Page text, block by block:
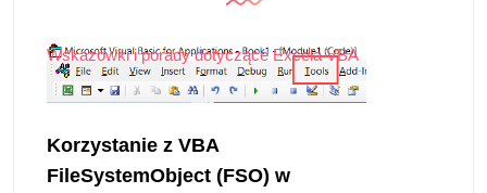
Wskazówki i porady dotyczące Excela VBA
Korzystanie z VBA
FileSystemObject (FSO) w